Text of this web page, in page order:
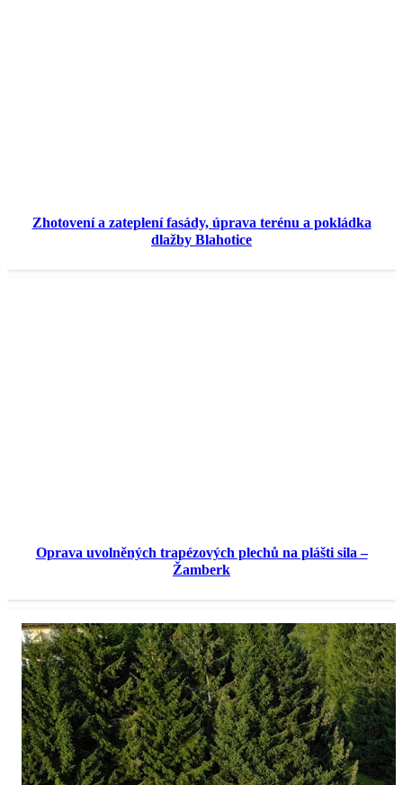
Zhotovení a zateplení fasády, úprava terénu a pokládka
dlažby Blahotice
Oprava uvolněných trapézových plechů na plášti sila –
Žamberk